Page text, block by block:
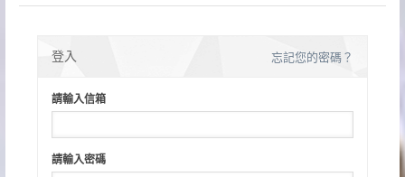
登入 忘記您的密碼？
請輸入信箱
請輸入密碼